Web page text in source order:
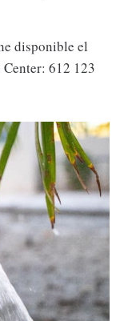
disponible el
612 123